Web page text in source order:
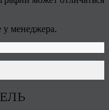
у менеджера.